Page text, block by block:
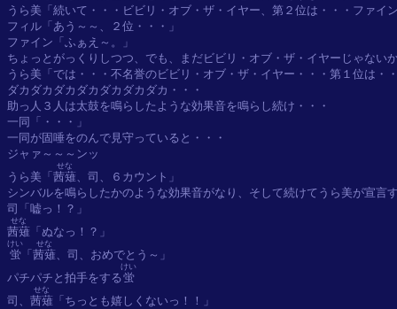
うら美「続いて・・・ビビリ・オブ・ザ・イヤー、第２位は・・・ファイ
フィル「あう～～、２位・・・」
ファイン「ふぁえ～。」
ちょっとがっくりしつつ、でも、まだビビリ・オブ・ザ・イヤーじゃない
うら美「では・・・不名誉のビビリ・オブ・ザ・イヤー・・・第１位は・
ダカダカダカダカダカダカダカ・・・
助っ人３人は太鼓を鳴らしたような効果音を鳴らし続け・・・
一同「・・・」
一同が固唾をのんで見守っていると・・・
ジャァ～～～ンッ
うら美「 茜薙
せな
、司、６カウント」
シンバルを鳴らしたかのような効果音がなり、そして続けてうら美が宣言
茜薙
せな
蛍
けい
「 茜薙
せな
、司、おめでとう～」
パチパチと拍手をする蛍
けい
司、 茜薙
せな
「ちっとも嬉しくないっ！！」